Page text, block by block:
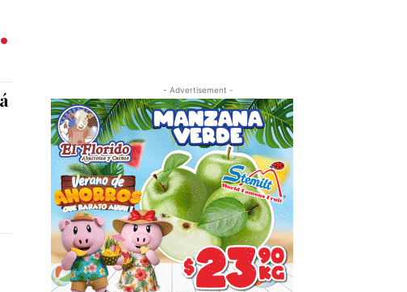
- Advertisement -